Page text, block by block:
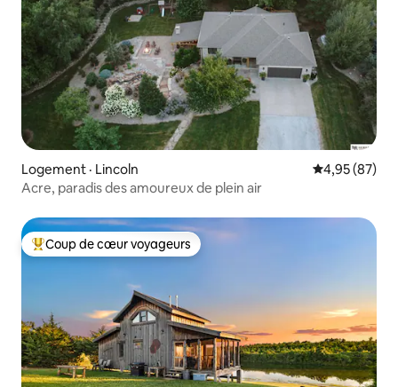
Logement · Lincoln Note
4,95 (87)
Acre, paradis des amoureux de plein air
Coup de cœur voyageurs parmi les plus aimés
Coup de cœur voyageurs